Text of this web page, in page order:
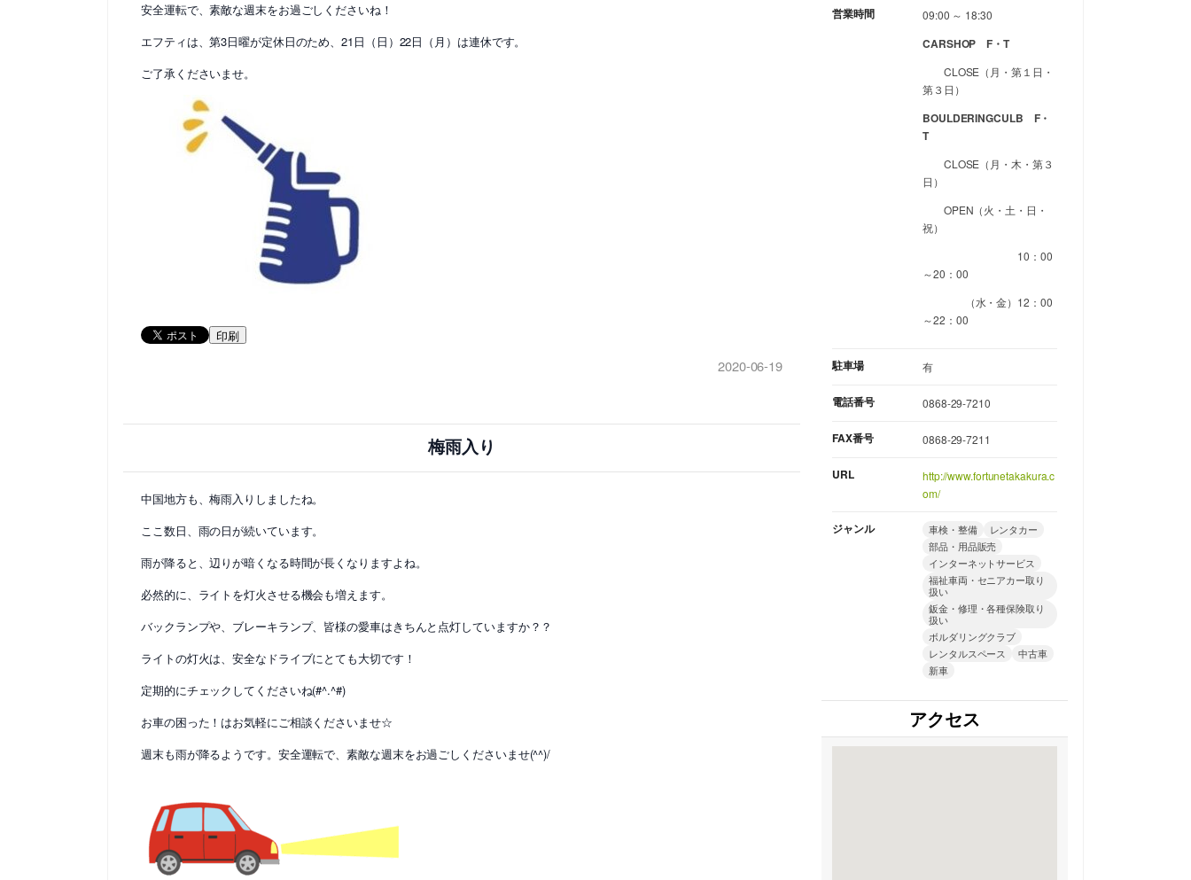
安全運転で、素敵な週末をお過ごしくださいね！
エフティは、第3日曜が定休日のため、21日（日）22日（月）は連休です。
ご了承くださいませ。
印刷
2020-06-19
梅雨入り
中国地方も、梅雨入りしましたね。
ここ数日、雨の日が続いています。
雨が降ると、辺りが暗くなる時間が長くなりますよね。
必然的に、ライトを灯火させる機会も増えます。
バックランプや、ブレーキランプ、皆様の愛車はきちんと点灯していますか？？
ライトの灯火は、安全なドライブにとても大切です！
定期的にチェックしてくださいね(#^.^#)
お車の困った！はお気軽にご相談くださいませ☆
週末も雨が降るようです。安全運転で、素敵な週末をお過ごしくださいませ(^^)/
営業時間 09:00 ～ 18:30
CARSHOP F・T
CLOSE（月・第１日・
第３日）
BOULDERINGCULB F・
T
CLOSE（月・木・第３
日）
OPEN（火・土・日・
祝）
10：00
～20：00
（水・金）12：00
～22：00
駐車場 有
電話番号 0868-29-7210
FAX番号 0868-29-7211
URL
http://www.fortunetakakura.c
om/
ジャンル 車検・整備
レンタカー
部品・用品販売
インターネットサービス
福祉車両・セニアカー取り
扱い
鈑金・修理・各種保険取り
扱い
ボルダリングクラブ
レンタルスペース
中古車
新車
アクセス